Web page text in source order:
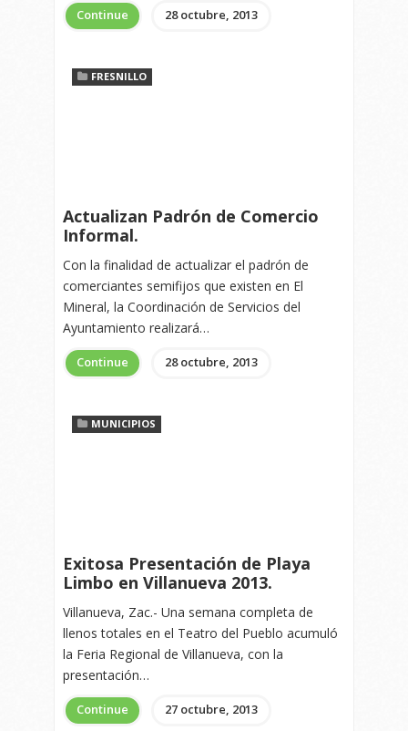
Continue 28 octubre, 2013
FRESNILLO
Actualizan Padrón de Comercio
Informal.
Con la finalidad de actualizar el padrón de
comerciantes semifijos que existen en El
Mineral, la Coordinación de Servicios del
Ayuntamiento realizará…
Continue 28 octubre, 2013
MUNICIPIOS
Exitosa Presentación de Playa
Limbo en Villanueva 2013.
Villanueva, Zac.- Una semana completa de
llenos totales en el Teatro del Pueblo acumuló
la Feria Regional de Villanueva, con la
presentación…
Continue 27 octubre, 2013